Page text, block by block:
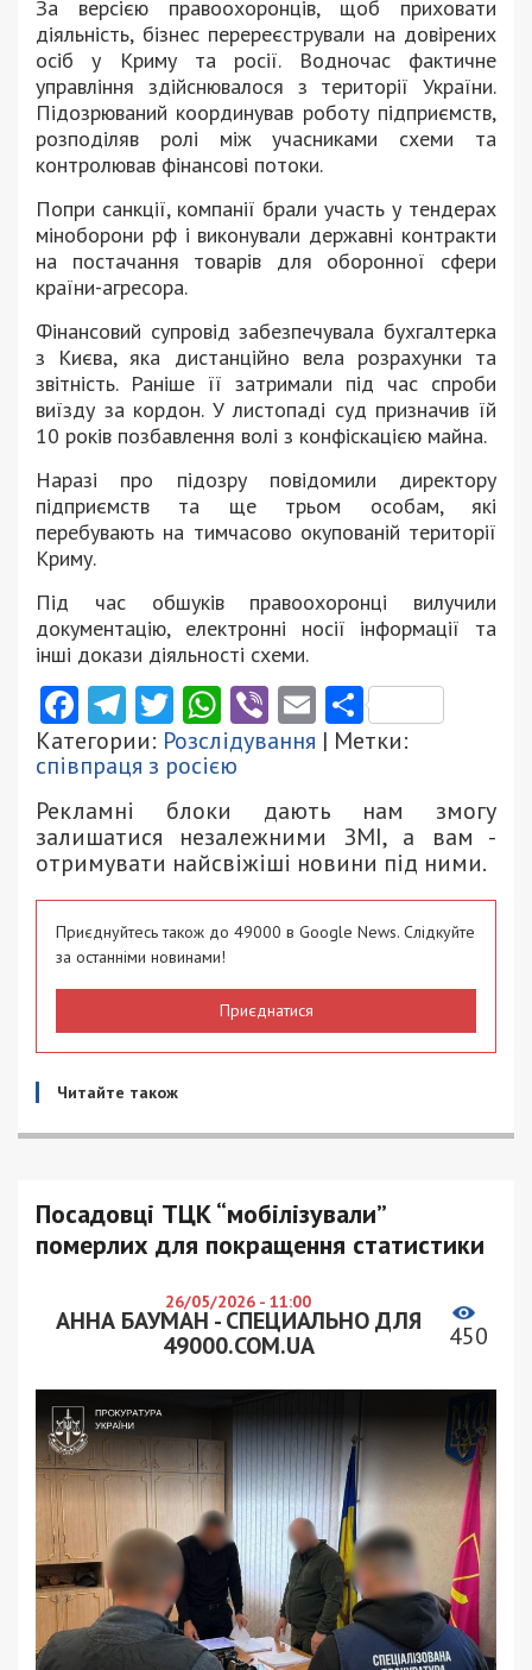
За версією правоохоронців, щоб приховати
діяльність, бізнес перереєстрували на довірених
осіб у Криму та росії. Водночас фактичне
управління здійснювалося з території України.
Підозрюваний координував роботу підприємств,
розподіляв ролі між учасниками схеми та
контролював фінансові потоки.
Попри санкції, компанії брали участь у тендерах
міноборони рф і виконували державні контракти
на постачання товарів для оборонної сфери
країни-агресора.
Фінансовий супровід забезпечувала бухгалтерка
з Києва, яка дистанційно вела розрахунки та
звітність. Раніше її затримали під час спроби
виїзду за кордон. У листопаді суд призначив їй
10 років позбавлення волі з конфіскацією майна.
Наразі про підозру повідомили директору
підприємств та ще трьом особам, які
перебувають на тимчасово окупованій території
Криму.
Під час обшуків правоохоронці вилучили
документацію, електронні носії інформації та
інші докази діяльності схеми.
Facebook
Telegram
Twitter
WhatsApp
ViberEmail
Категории: Розслідування | Метки:
співпраця з росією
Рекламні блоки дають нам змогу
залишатися незалежними ЗМІ, а вам -
отримувати найсвіжіші новини під ними.
Приєднуйтесь також до 49000 в Google News. Слідкуйте
за останніми новинами!
Приєднатися
Читайте також
Посадовці ТЦК “мобілізували”
померлих для покращення статистики
26/05/2026 - 11:00
АННА БАУМАН - СПЕЦИАЛЬНО ДЛЯ
49000.COM.UA
450